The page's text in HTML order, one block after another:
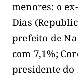
menores: o
Dias
prefeito de
com 7,1%;
presidente do